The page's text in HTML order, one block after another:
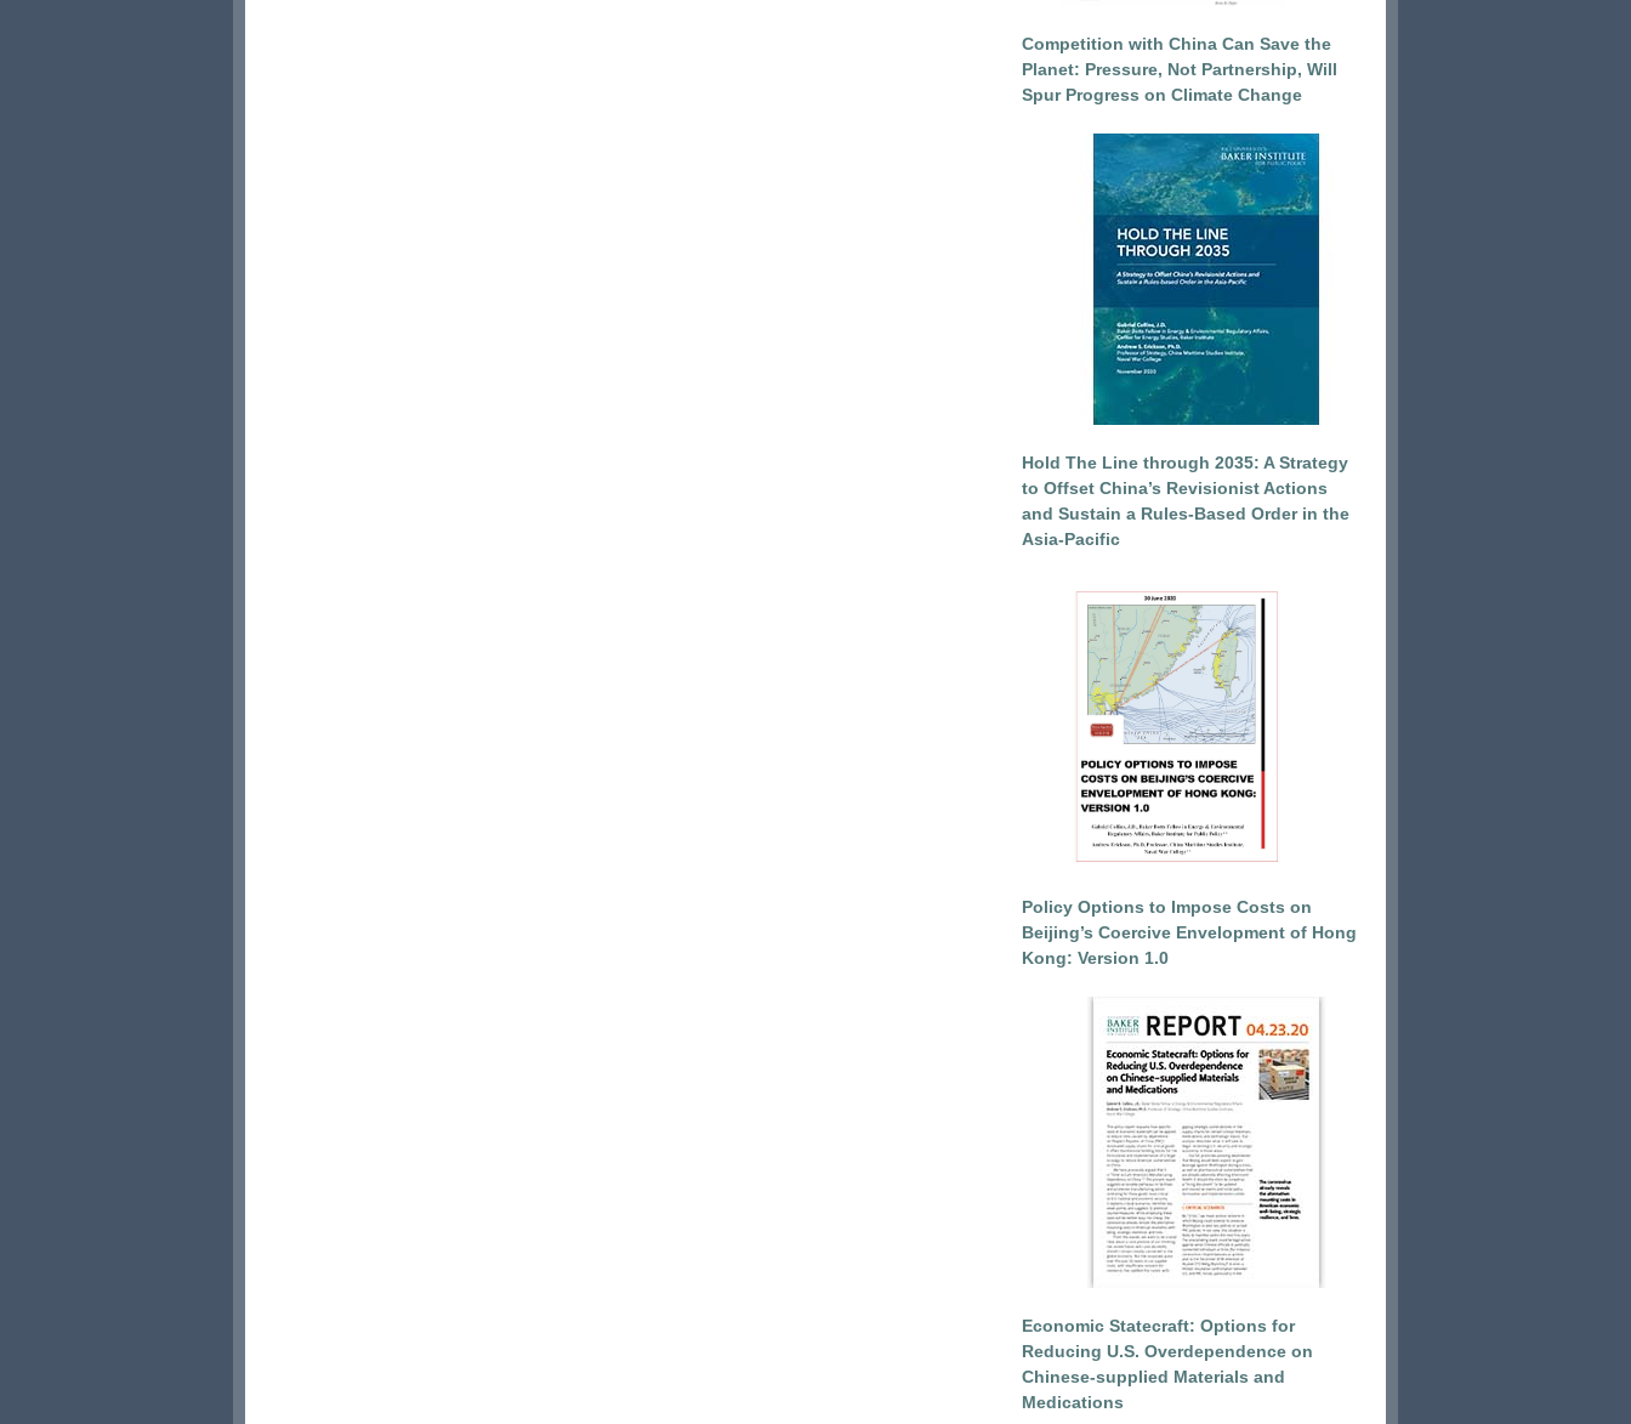
Competition with China Can Save the
Planet: Pressure, Not Partnership, Will
Spur Progress on Climate Change
Hold The Line through 2035: A Strategy
to Offset China’s Revisionist Actions
and Sustain a Rules-Based Order in the
Asia-Pacific
Policy Options to Impose Costs on
Beijing’s Coercive Envelopment of Hong
Kong: Version 1.0
Economic Statecraft: Options for
Reducing U.S. Overdependence on
Chinese-supplied Materials and
Medications